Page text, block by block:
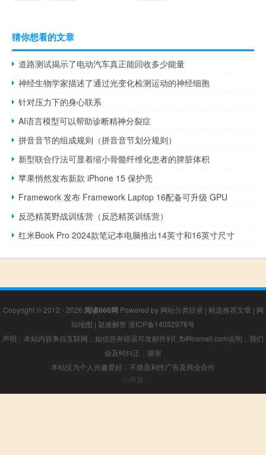
猜你想看的文章
道路测试揭示了电动汽车真正能回收多少能量
神经生物学家描述了通过光变化检测运动的神经细胞
针对压力下的身心联系
AI语言模型可以帮助诊断精神分裂症
拼音音节的组成规则（拼音音节划分规则）
新型联合疗法可显着缩小骨髓纤维化患者的脾脏体积
苹果悄然发布新款 iPhone 15 保护壳
Framework 发布 Framework Laptop 16配备可升级 GPU
反恐精英野战训练营（反恐精英训练营）
红米Book Pro 2024款笔记本电脑推出14英寸和16英寸尺寸
Copyright © 2012 - 2026 阅读666网 Powered by 网站分类目录 | 精选推荐文章 | 网
站地图 | 疑难解答 浙ICP备14032978号
声明：本站内容来自互联网，如信息有错误可发邮件到f_fb#foxmail.com说明，我们
会及时纠正，谢谢
本站仅为个人兴趣爱好，不接盈利性广告及商业合作
小男孩